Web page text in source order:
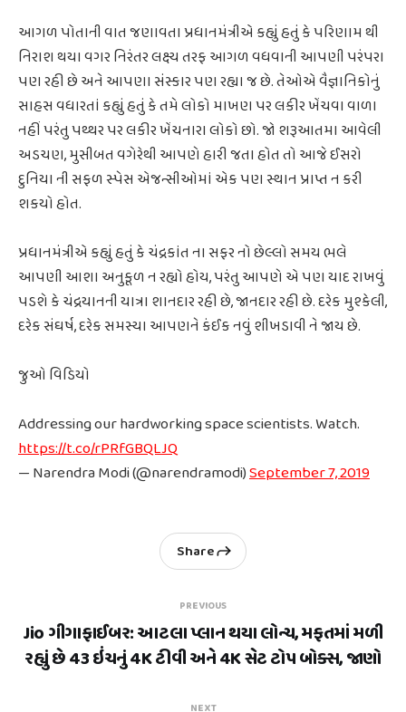
આગળ પોતાની વાત જણાવતા પ્રધાનમંત્રીએ કહ્યું હતું કે પરિણામ થી
નિરાશ થયા વગર નિરંતર લક્ષ્ય તરફ આગળ વધવાની આપણી પરંપરા
પણ રહી છે અને આપણા સંસ્કાર પણ રહ્યા જ છે. તેઓએ વૈજ્ઞાનિકોનું
સાહસ વધારતાં કહ્યું હતું કે તમે લોકો માખણ પર લકીર ખેંચવા વાળા
નહીં પરંતુ પથ્થર પર લકીર ખેંચનારા લોકો છો. જો શરૂઆતમા આવેલી
અડચણ, મુસીબત વગેરેથી આપણે હારી જતા હોત તો આજે ઈસરો
દુનિયા ની સફળ સ્પેસ એજન્સીઓમાં એક પણ સ્થાન પ્રાપ્ત ન કરી
શકયો હોત.
પ્રધાનમંત્રીએ કહ્યું હતું કે ચંદ્રકાંત ના સફર નો છેલ્લો સમય ભલે
આપણી આશા અનુકૂળ ન રહ્યો હોય, પરંતુ આપણે એ પણ યાદ રાખવું
પડશે કે ચંદ્રયાનની યાત્રા શાનદાર રહી છે, જાનદાર રહી છે. દરેક મુશ્કેલી,
દરેક સંઘર્ષ, દરેક સમસ્યા આપણને કંઈક નવું શીખડાવી ને જાય છે.
જુઓ વિડિયો
Addressing our hardworking space scientists. Watch.
https://t.co/rPRfGBQLJQ
— Narendra Modi (@narendramodi)September 7, 2019
PREVIOUS
Jio ગીગાફાઈબર: આટલા પ્લાન થયા લોન્ચ, મફતમાં મળી
રહ્યું છે 43 ઇંચનું 4K ટીવી અને 4K સેટ ટોપ બોક્સ, જાણો
Share
NEXT